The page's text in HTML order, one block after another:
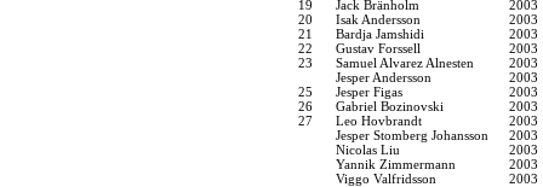
19
Jack Bränholm
2003
20
Isak Andersson
2003
21
Bardja Jamshidi
2003
22
Gustav Forssell
2003
23
Samuel Alvarez Alnesten
2003
Jesper Andersson
2003
25
Jesper Figas
2003
26
Gabriel Bozinovski
2003
27
Leo Hovbrandt
2003
Jesper Stomberg Johansson
2003
Nicolas Liu
2003
Yannik Zimmermann
2003
Viggo Valfridsson
2003